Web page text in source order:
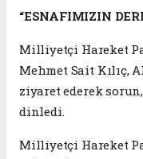
“ESNAFIMIZIN
Milliyetçi Hareket
Mehmet Sait Kılıç,
ziyaret ederek
dinledi.
Milliyetçi Hareket